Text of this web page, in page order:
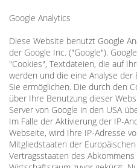
Google Analytics
Diese Website benutzt Google
der Google Inc. ("Google").
"Cookies", Textdateien, die auf
werden und die eine Analyse
Sie ermöglichen. Die durch den
über Ihre Benutzung dieser
Server von Google in den USA
Im Falle der Aktivierung der IP-
Webseite, wird Ihre IP-Adresse
Mitgliedstaaten der
Vertragsstaaten des